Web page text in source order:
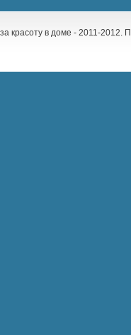
красоту в доме - 2011-2012.